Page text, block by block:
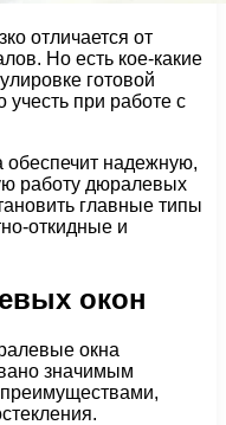
отличается от
Но есть кое-какие
готовой
учесть при работе с
надежную,
работу дюралевых
главные типы
откидные и
окон
окна
значимым